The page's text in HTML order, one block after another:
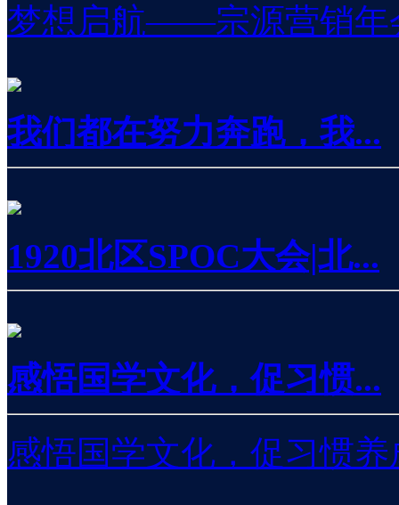
梦想启航——宗源营销年
我们都在努力奔跑，我...
1920北区SPOC大会|北...
感悟国学文化，促习惯...
感悟国学文化，促习惯